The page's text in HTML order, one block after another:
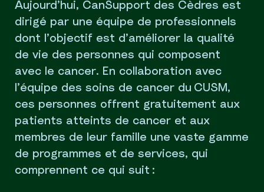
Aujourd’hui, CanSupport des Cèdres est
dirigé par une équipe de professionnels
dont l’objectif est d’améliorer la qualité
de vie des personnes qui composent
avec le cancer. En collaboration avec
l’équipe des soins de cancer du CUSM,
ces personnes offrent gratuitement aux
patients atteints de cancer et aux
membres de leur famille une vaste gamme
de programmes et de services, qui
comprennent ce qui suit :